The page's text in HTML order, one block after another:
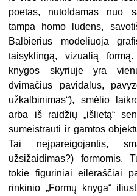
poetas, nutoldamas nuo
tampa homo ludens,
Balbierius modeliuoja
taisyklingą, vizualią
knygos skyriuje yra
dvimačius pavidalus,
užkalbinimas“), smėlio
arba iš raidžių „išlietą“
sumeistrauti ir gamtos
Tai neįpareigojantis,
užsižaidimas?) formomis.
tokie figūriniai eilėraščiai
rinkinio „Formų knyga“